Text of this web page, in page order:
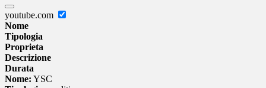
youtube.com
Nome
Tipologia
Proprieta
Descrizione
Durata
Nome: YSC